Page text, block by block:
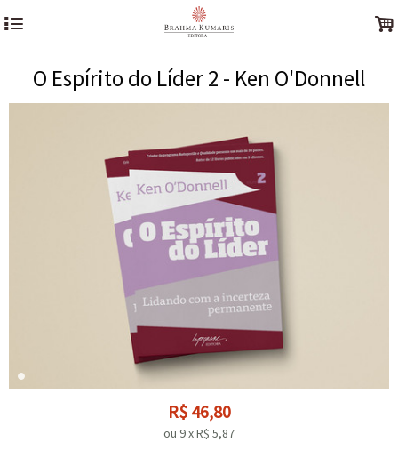
4 .
O Espírito do Líder 2 - Ken O'Donnell
R$ 46,80
ou 9xR$ 5,87